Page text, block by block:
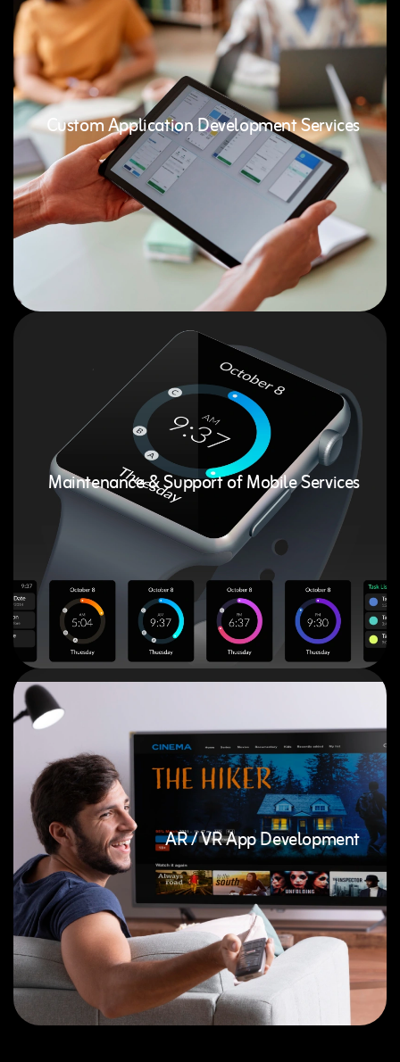
Custom Application Development Services
Maintenance & Support of Mobile Services
AR / VR App Development